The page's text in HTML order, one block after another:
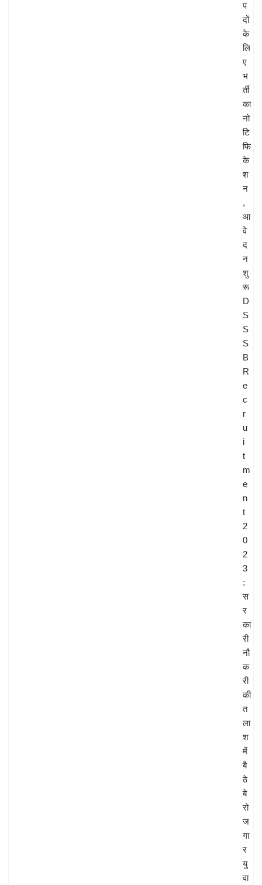
प
दों
के
लि
ए
भ
र्ती
का
नो
टि
फि
के
श
न
,
आ
वे
द
न
शु
रू
D
S
S
S
B
R
e
c
r
u
i
t
m
e
n
t
2
0
2
3
:
स
र
का
री
नौ
क
री
की
त
ला
श
में
बै
ठे
बे
रो
ज
गा
र
यु
वा